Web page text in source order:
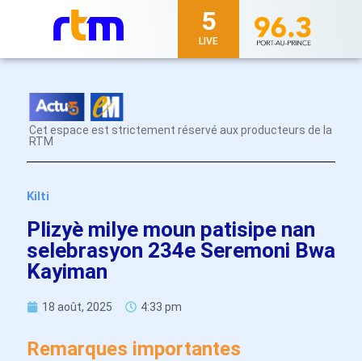
5
LIVE
Cet espace est strictement réservé aux producteurs de la
RTM
Kilti
Plizyè milye moun patisipe nan
selebrasyon 234e Seremoni Bwa
Kayiman
18 août, 2025 4:33 pm
Remarques importantes